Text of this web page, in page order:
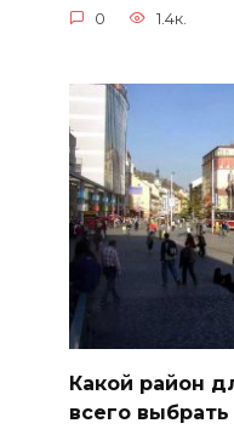
0 1.4к.
Какой район
всего